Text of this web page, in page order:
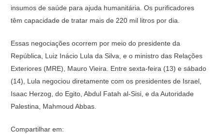
insumos de saúde para ajuda humanitária. Os purificadores
têm capacidade de tratar mais de 220 mil litros por dia.
Essas negociações ocorrem por meio do presidente da
República, Luiz Inácio Lula da Silva, e o ministro das Relações
Exteriores (MRE), Mauro Vieira. Entre sexta-feira (13) e sábado
(14), Lula negociou diretamente com os presidentes de Israel,
Isaac Herzog, do Egito, Abdul Fatah al-Sisi, e da Autoridade
Palestina, Mahmoud Abbas.
Compartilhar em: